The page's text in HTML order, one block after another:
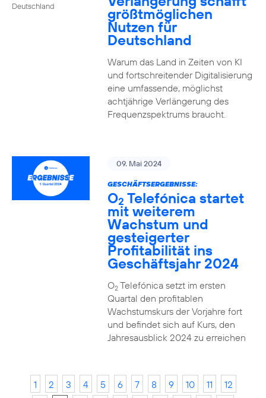
Deutschland größtmöglichen
Nutzen für
Deutschland
Warum das Land in Zeiten von KI
und fortschreitender Digitalisierung
eine umfassende, möglichst
achtjährige Verlängerung des
Frequenzspektrums braucht.
09. Mai 2024
GESCHÄFTSERGEBNISSE:
O2 Telefónica startet
mit weiterem
Wachstum und
gesteigerter
Profitabilität ins
Geschäftsjahr 2024
O2Telefónica setzt im ersten
Quartal den profitablen
Wachstumskurs der Vorjahre fort
und befindet sich auf Kurs, den
Jahresausblick 2024 zu erreichen
1 2 3 4 5 6 7 8 9 10 11
12